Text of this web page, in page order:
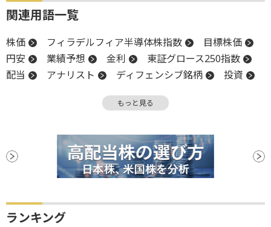
関連用語一覧
株価 フィラデルフィア半導体株指数
目標株価
円安
業績予想 金利
東証グロース250指数
配当
アナリスト ディフェンシブ銘柄
投資
株主
株主還元
ボラティリティ
後場
材料
消費者物価指数
新興市場 CPI
前引け
続落 安値 利下げ
もっと見る
ランキング